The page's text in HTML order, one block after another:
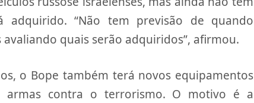
adquirido. “Não tem previsão de quando
quais serão adquiridos”, afirmou.
o Bope também terá novos equipamentos
contra o terrorismo. O motivo é a